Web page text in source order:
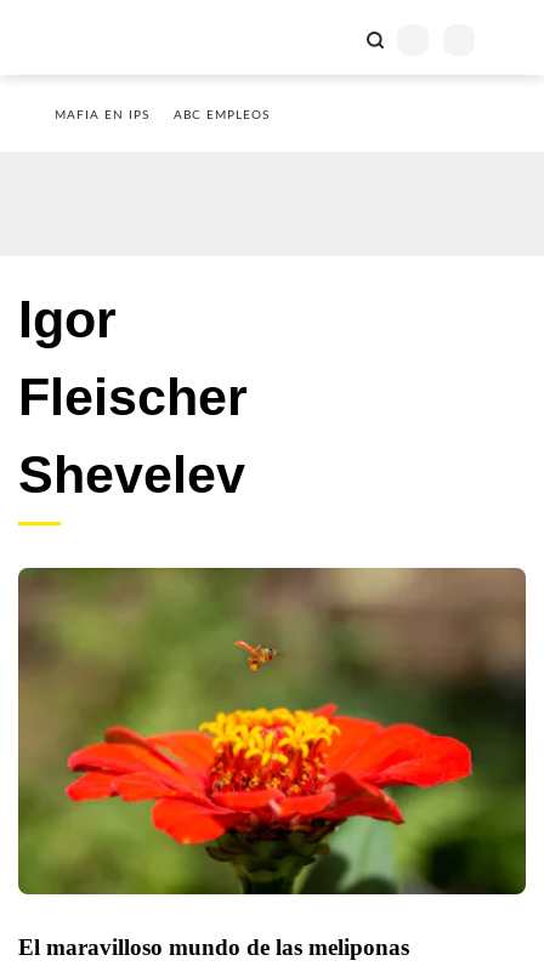
MAFIA EN IPS ABC EMPLEOS
Igor
Fleischer
Shevelev